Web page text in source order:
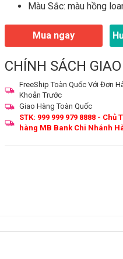
Màu Sắc: màu hồng
Mua ngay
CHÍNH SÁCH
FreeShip Toàn Quốc Với Đơn
Khoản Trước
Giao Hàng Toàn Quốc
STK: 999 999 979 8888 -
hàng MB Bank Chi Nhánh